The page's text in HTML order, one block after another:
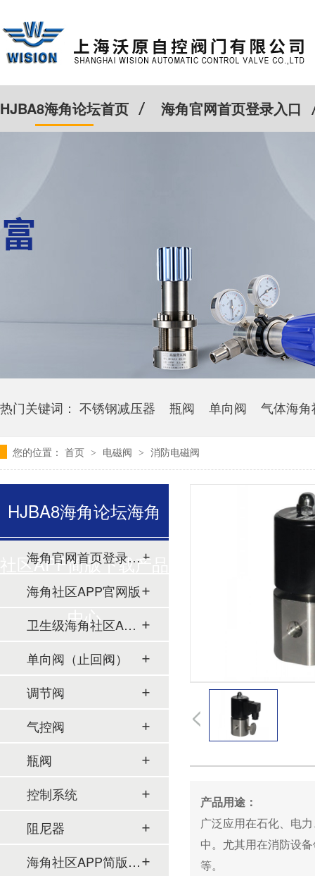
HJBA8海角论坛首页 海角官网首页登录入口
热门关键词： 不锈钢减压器 瓶阀 单向阀 气体海
您的位置： 首页 > 电磁阀 > 消防电磁阀
产品用途：
广泛应用在石化、电力
中。尤其用在消防设
等。
HJBA8海角论坛海角
社区APP简版下载产品
中心
海角官网首页登录入口
海角社区APP官网版
卫生级海角社区APP简版下载
单向阀（止回阀）
调节阀
气控阀
瓶阀
控制系统
阻尼器
海角社区APP简版下载及管件